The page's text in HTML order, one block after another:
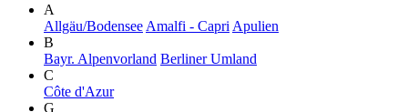
A
Allgäu/Bodensee Amalfi - Capri Apulien
B
Bayr. Alpenvorland Berliner Umland
C
Côte d'Azur
G